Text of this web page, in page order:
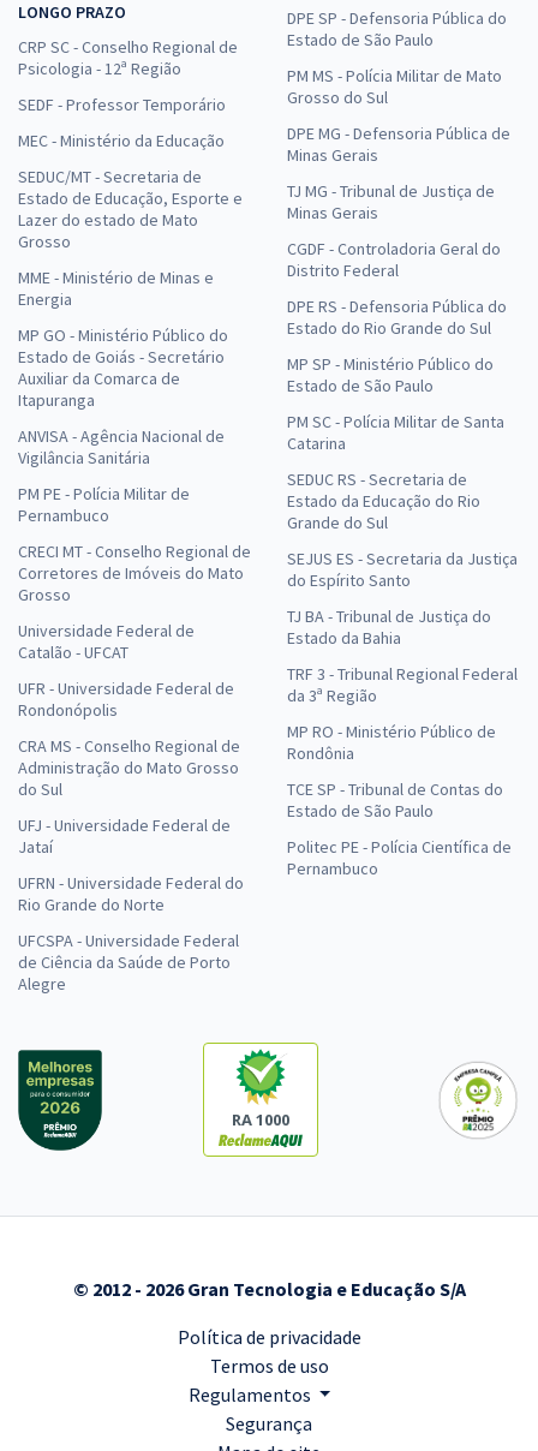
LONGO PRAZO
CRP SC - Conselho Regional de
Psicologia - 12ª Região
SEDF - Professor Temporário
MEC - Ministério da Educação
SEDUC/MT - Secretaria de
Estado de Educação, Esporte e
Lazer do estado de Mato
Grosso
MME - Ministério de Minas e
Energia
MP GO - Ministério Público do
Estado de Goiás - Secretário
Auxiliar da Comarca de
Itapuranga
ANVISA - Agência Nacional de
Vigilância Sanitária
PM PE - Polícia Militar de
Pernambuco
CRECI MT - Conselho Regional de
Corretores de Imóveis do Mato
Grosso
Universidade Federal de
Catalão - UFCAT
UFR - Universidade Federal de
Rondonópolis
CRA MS - Conselho Regional de
Administração do Mato Grosso
do Sul
UFJ - Universidade Federal de
Jataí
UFRN - Universidade Federal do
Rio Grande do Norte
UFCSPA - Universidade Federal
de Ciência da Saúde de Porto
Alegre
DPE SP - Defensoria Pública do
Estado de São Paulo
PM MS - Polícia Militar de Mato
Grosso do Sul
DPE MG - Defensoria Pública de
Minas Gerais
TJ MG - Tribunal de Justiça de
Minas Gerais
CGDF - Controladoria Geral do
Distrito Federal
DPE RS - Defensoria Pública do
Estado do Rio Grande do Sul
MP SP - Ministério Público do
Estado de São Paulo
PM SC - Polícia Militar de Santa
Catarina
SEDUC RS - Secretaria de
Estado da Educação do Rio
Grande do Sul
SEJUS ES - Secretaria da Justiça
do Espírito Santo
TJ BA - Tribunal de Justiça do
Estado da Bahia
TRF 3 - Tribunal Regional Federal
da 3ª Região
MP RO - Ministério Público de
Rondônia
TCE SP - Tribunal de Contas do
Estado de São Paulo
Politec PE - Polícia Científica de
Pernambuco
RA 1000
© 2012 - 2026 Gran Tecnologia e Educação S/A
Política de privacidade
Termos de uso
Regulamentos
Segurança